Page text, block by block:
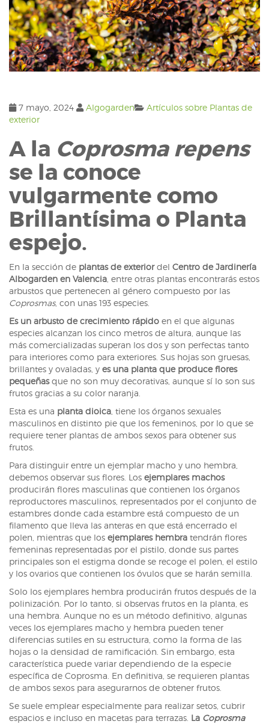
7 mayo, 2024 Algogarden
Artículos sobre Plantas de
exterior
A la Coprosma repens
se la conoce
vulgarmente como
Brillantísima o Planta
espejo.
En la sección de plantas de exteriordel Centro de Jardinería
Albogarden en Valencia, entre otras plantas encontrarás estos
arbustos que pertenecen al género compuesto por las
Coprosmas, con unas 193 especies.
Es un arbusto de crecimiento rápido en el que algunas
especies alcanzan los cinco metros de altura, aunque las
más comercializadas superan los dos y son perfectas tanto
para interiores como para exteriores. Sus hojas son gruesas,
brillantes y ovaladas, y es una planta que produce flores
pequeñasque no son muy decorativas, aunque sí lo son sus
frutos gracias a su color naranja.
Esta es una planta dioica, tiene los órganos sexuales
masculinos en distinto pie que los femeninos, por lo que se
requiere tener plantas de ambos sexos para obtener sus
frutos.
Para distinguir entre un ejemplar macho y uno hembra,
debemos observar sus flores. Los ejemplares machos
producirán flores masculinas que contienen los órganos
reproductores masculinos, representados por el conjunto de
estambres donde cada estambre está compuesto de un
filamento que lleva las anteras en que está encerrado el
polen, mientras que los ejemplares hembra tendrán flores
femeninas representadas por el pistilo, donde sus partes
principales son el estigma donde se recoge el polen, el estilo
y los ovarios que contienen los óvulos que se harán semilla.
Solo los ejemplares hembra producirán frutos después de la
polinización. Por lo tanto, si observas frutos en la planta, es
una hembra. Aunque no es un método definitivo, algunas
veces los ejemplares macho y hembra pueden tener
diferencias sutiles en su estructura, como la forma de las
hojas o la densidad de ramificación. Sin embargo, esta
característica puede variar dependiendo de la especie
específica de Coprosma. En definitiva, se requieren plantas
de ambos sexos para asegurarnos de obtener frutos.
Se suele emplear especialmente para realizar setos, cubrir
espacios e incluso en macetas para terrazas. La Coprosma